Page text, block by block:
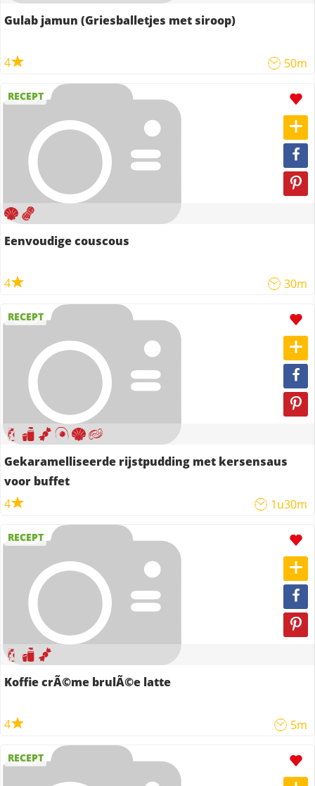
Gulab jamun (Griesballetjes met siroop)
4 50m
RECEPT
Eenvoudige couscous
4 30m
RECEPT
Gekaramelliseerde rijstpudding met kersensaus
voor buffet
4
1u30m
RECEPT
Koffie crÃ©me brulÃ©e latte
4 5m
RECEPT